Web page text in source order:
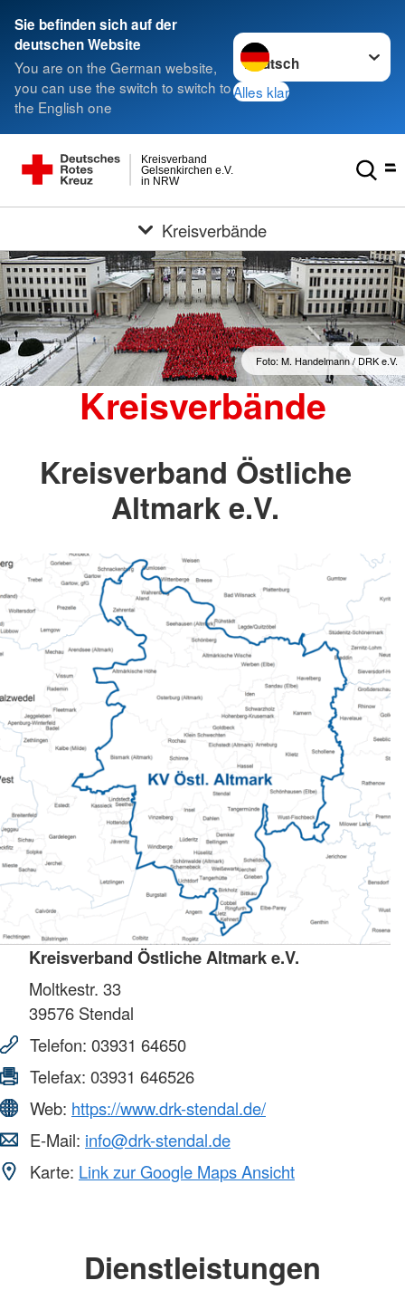
Sie befinden sich auf der
deutschen Website
You are on the German website,
you can use the switch to switch to
the English one
Sprache wechseln zu
Alles klar
in NRW
Gelsenkirchen e.V.
Kreisverband
Kreisverbände
Foto: M. Handelmann / DRK e.V.
Kreisverbände
Kreisverband Östliche
Altmark e.V.
Kreisverband Östliche Altmark e.V.
Moltkestr. 33
39576 Stendal
Telefon: 03931 64650
Telefax: 03931 646526
Web: https://www.drk-stendal.de/
E-Mail: info@drk-stendal.de
Karte: Link zur Google Maps Ansicht
Dienstleistungen